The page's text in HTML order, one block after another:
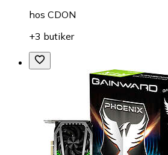
hos CDON
+3 butiker